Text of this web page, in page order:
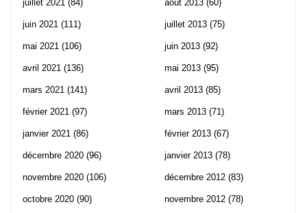
juillet 2021 (84)
juin 2021 (111)
mai 2021 (106)
avril 2021 (136)
mars 2021 (141)
février 2021 (97)
janvier 2021 (86)
décembre 2020 (96)
novembre 2020 (106)
octobre 2020 (90)
août 2013 (60)
juillet 2013 (75)
juin 2013 (92)
mai 2013 (95)
avril 2013 (85)
mars 2013 (71)
février 2013 (67)
janvier 2013 (78)
décembre 2012 (83)
novembre 2012 (78)